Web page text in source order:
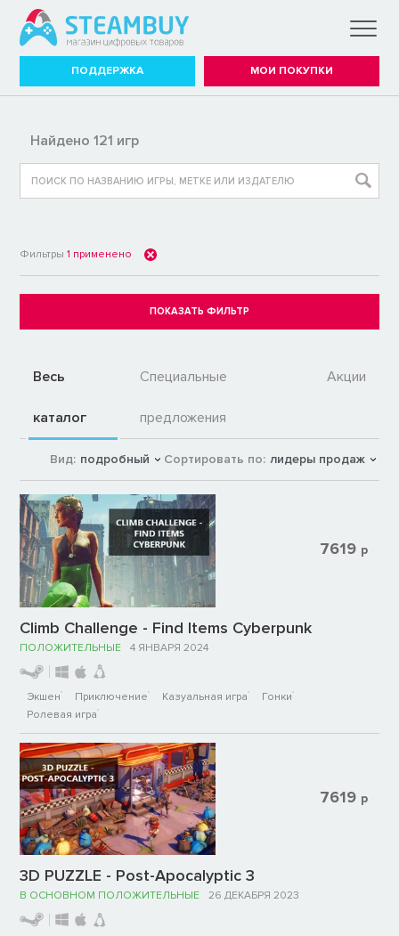
ПОДДЕРЖКА МОИ ПОКУПКИ
Найдено 121 игр
Фильтры1 применено
Весь
каталог
Специальные
предложения
Акции
Вид: подробный Сортировать по: лидеры продаж
Climb Challenge - Find Items Cyberpunk
ПОЛОЖИТЕЛЬНЫЕ 4 ЯНВАРЯ 2024
Экшен Приключение Казуальная игра
Гонки
Ролевая игра
7619 р
3D PUZZLE - Post-Apocalyptic 3
В ОСНОВНОМ ПОЛОЖИТЕЛЬНЫЕ 26 ДЕКАБРЯ 2023
7619 р